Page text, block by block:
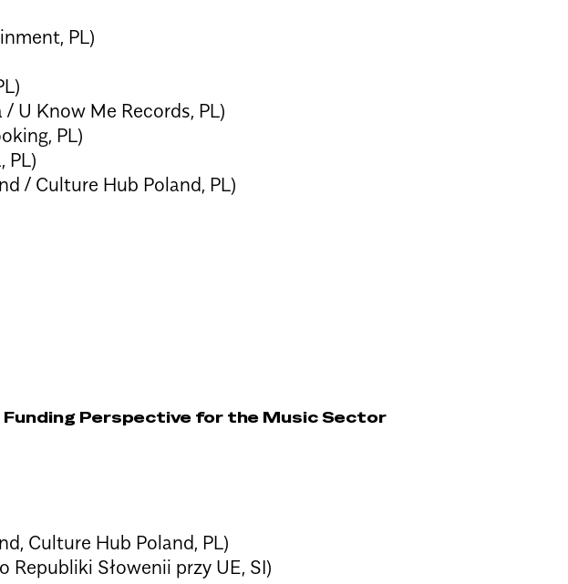
PL)
U Know Me Records, PL)
PL)
PL)
/ Culture Hub Poland, PL)
Funding Perspective for the Music Sector
Culture Hub Poland, PL)
Republiki Słowenii przy UE, SI)